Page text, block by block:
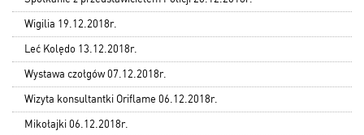
Wigilia 19.12.2018r.
Leć Kolędo 13.12.2018r.
Wystawa czołgów 07.12.2018r.
Wizyta konsultantki Oriflame 06.12.2018r.
Mikołajki 06.12.2018r.